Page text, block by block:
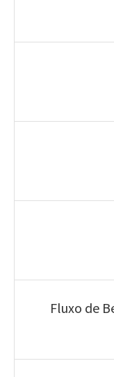
Fluxo de